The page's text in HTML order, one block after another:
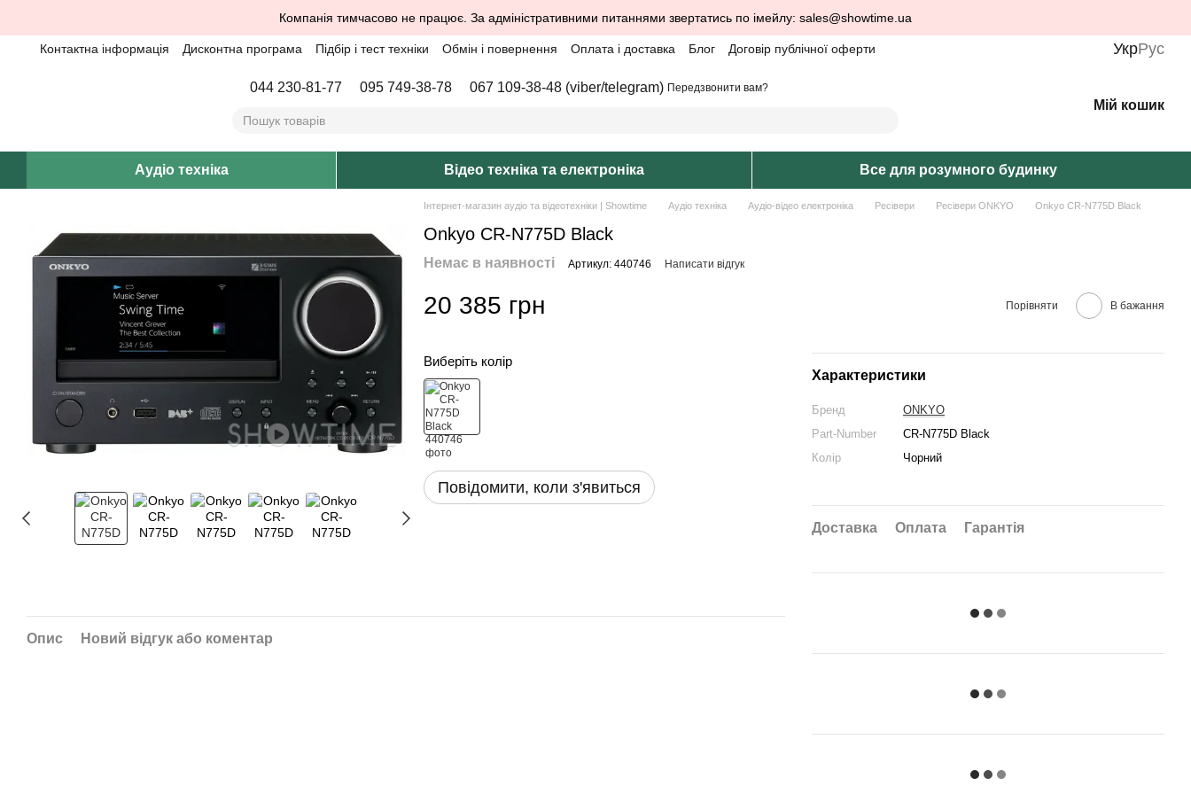
Компанія тимчасово не працює. За адміністративними питаннями звертатись по імейлу: sales@showtime.ua
Контактна інформація Дисконтна програма Підбір і тест техніки Обмін і повернення Оплата і доставка Блог Договір публічної оферти УкрРус
044 230-81-77 095 749-38-78 067 109-38-48 (viber/telegram) Передзвонити вам?
Мій кошик
Аудіо техніка Відео техніка та електроніка Все для розумного будинку
Інтернет-магазин аудіо та відеотехніки | Showtime Аудіо техніка Аудіо-відео електроніка Ресівери Ресівери ONKYO Onkyo CR-N775D Black
Onkyo CR-N775D Black
Немає в наявності Артикул: 440746 Написати відгук
20 385 грн Порівняти В бажання
Виберіть колір
Повідомити, коли з'явиться
Характеристики
Бренд
ONKYO
Part-Number
CR-N775D Black
Колір
Чорний
Доставка Оплата Гарантія
Опис Новий відгук або коментар